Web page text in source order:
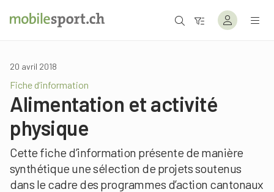
20 avril 2018
Fiche d’information
Alimentation et activité
physique
Cette fiche d’information présente de manière
synthétique une sélection de projets soutenus
dans le cadre des programmes d’action cantonaux